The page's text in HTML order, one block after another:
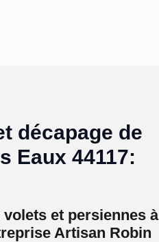
décapage de
Eaux 44117:
et persiennes à
Artisan Robin